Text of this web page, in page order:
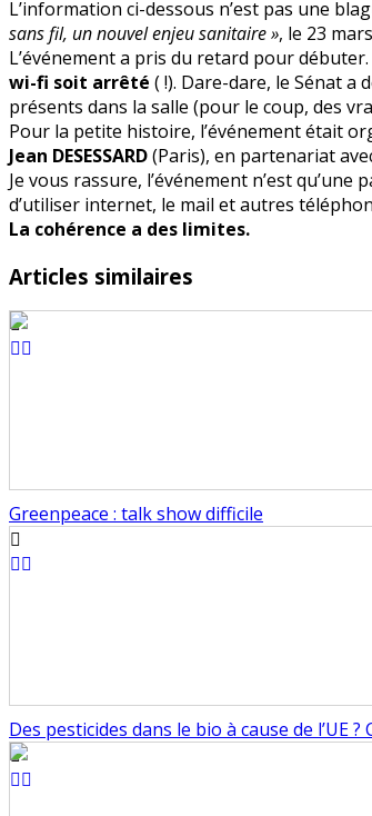
Wi
Fi
au
Sénat
pour
le
colloque
des
Robins
L’information ci-dessous n’est pas une
sans fil, un nouvel enjeu sanitaire », le 23
L’événement a pris du retard pour
wi-fi soit arrêté ( !). Dare-dare, le Sénat a
présents dans la salle (pour le coup, des
Pour la petite histoire, l’événement était
Jean DESESSARD(Paris), en partenariat
Je vous rassure, l’événement n’est
d’utiliser internet, le mail et autres
La cohérence a des limites.
Articles similaires
Greenpeace : talk show difficile
Des pesticides dans le bio à cause de l’UE ?